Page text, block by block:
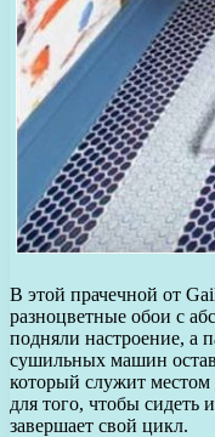
В этой прачечной от
разноцветные обои с
подняли настроение, а
сушильных машин
который служит
для того, чтобы сидеть
завершает свой цикл.